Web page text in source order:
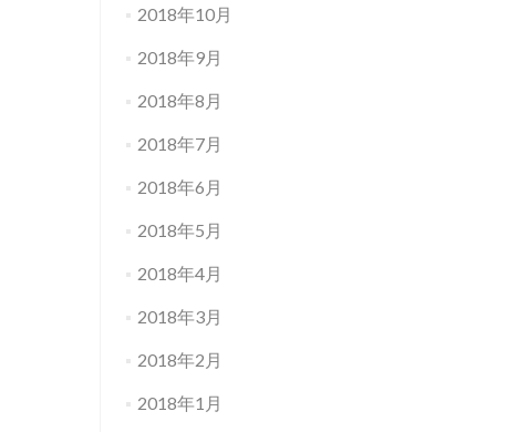
2018年10月
2018年9月
2018年8月
2018年7月
2018年6月
2018年5月
2018年4月
2018年3月
2018年2月
2018年1月